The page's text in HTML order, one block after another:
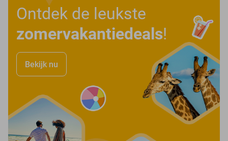
Ontdek de leukste
zomervakantiedeals!
Bekijk nu